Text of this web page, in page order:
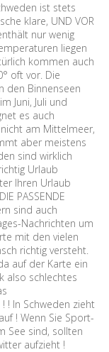
ist stets
klare, UND VOR
nur wenig
liegen
kommen auch
oft vor. Die
den Binnenseen
Juni, Juli und
es auch
am Mittelmeer,
aber meistens
sind wirklich
Urlaub
Ihren Urlaub
PASSENDE
sind auch
Nachrichten um
mit den vielen
richtig versteht.
auf der Karte ein
also schlechtes
! In Schweden zieht
! Wenn Sie Sport-
See sind, sollten
aufzieht !